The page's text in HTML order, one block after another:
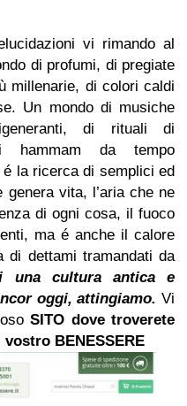
vi rimando al
di profumi, di pregiate
millenarie, di colori caldi
Un mondo di musiche
di rituali di
hammam da tempo
é la ricerca di semplici ed
genera vita, l’aria che ne
di ogni cosa, il fuoco
ma é anche il calore
di dettami tramandati da
una cultura antica e
oggi, attingiamo. Vi
SITO dove troverete
BENESSERE